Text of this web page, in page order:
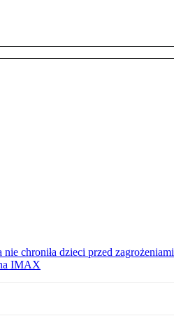
chroniła dzieci przed zagrożeniami
IMAX